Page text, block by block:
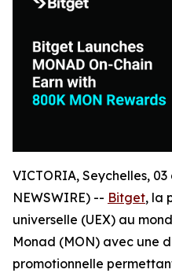
VICTORIA, Seychelles, 03
NEWSWIRE) -- Bitget, la
universelle (UEX) au
Monad (MON) avec une
promotionnelle